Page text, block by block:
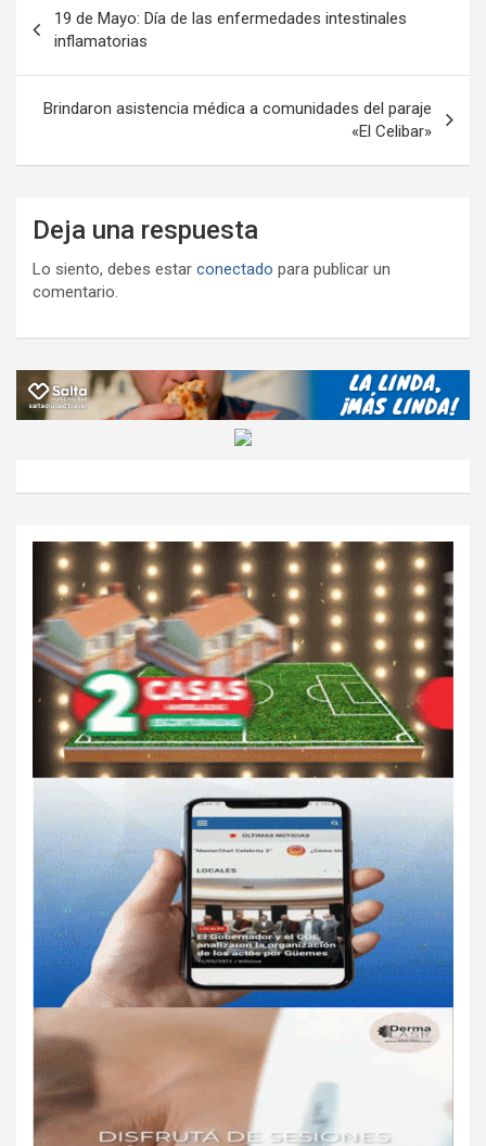
k p ail
tir
de
entradas
19 de Mayo: Día de las enfermedades intestinales
inflamatorias
Brindaron asistencia médica a comunidades del paraje
«El Celibar»
Deja una respuesta
Lo siento, debes estar conectado para publicar un
comentario.